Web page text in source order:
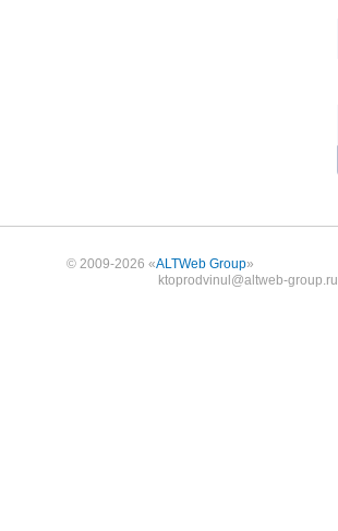
© 2009-2026 «ALTWeb Group»
ktoprodvinul@altweb-group.ru